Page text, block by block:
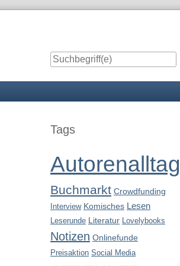
Seitenleiste
Tags
Autorenalltag
Buchmarkt Crowdfunding
Interview Komisches Lesen
Leserunde Literatur Lovelybooks
Notizen Onlinefunde
Preisaktion Social Media